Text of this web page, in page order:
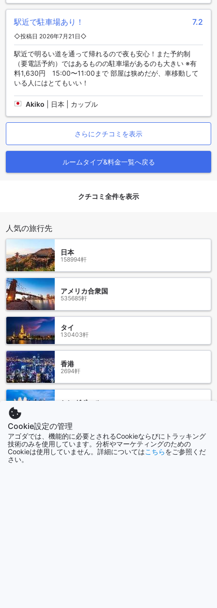
また、ホテルではルームサービスもご利用いただけます。疲
す。メニューには様々な料理があり、お好きなものを選ぶこ
とができます。
さらに、朝食ビュッフェもご用意しています。新鮮なパンや
フルーツ、ヨーグルトなど、バラエティ豊かなメニューが揃
っています。朝から元気に一日をスタートさせるためのお食
事をお楽しみください。ホテルマイステイズ亀戸では、お客
様の食事体験をより充実させるために、様々なダイニング施
ホテルマイステイズ亀戸の客室のご紹介
ホテルマイステイズ亀戸では、多彩な客室タイプをご用意し
ております。喫煙室と禁煙室を選べるスタンダードシングル
ルームや、スタンダードスモールダブルルームは、どちらも
快適なセミダブルベッドを備え、12平方メートルの広さで、
スツインルームもご用意しており、2つのシングルベッドが設
さらに、スタンダードダブルルームは、13平方メートルの広
さで、ゆったりとしたダブルベッドを完備しております。ス
ーペリアツインルームやデラックスタワービューのツインル
ームは、より広々とした空間を提供し、特別なひとときを演
出します。アゴダでこれらの客室を予約することで、最適な
料金でスムーズかつストレスのない宿泊体験をお楽しみいた
だけます。お得な料金で、理想の客室を見つけて、東京での
滞在を特別なものにしてください。
江東の魅力を満喫するホテルマイステイズ亀戸
ホテルマイステイズ亀戸は、東京の江東地区に位置し、魅力
的な観光スポットや便利な施設が数多くあります。周辺に
は、歴史的な名所や現代的なエンターテイメント施設が点在
しており、訪れる人々を魅了しています。
ホテルから数分の距離にある亀戸天神社は、江戸時代から続
く歴史ある神社で、美しい庭園や風情ある建物が特徴です。
また、東京ディズニーランドへのアクセスも良く、ホテルか
らわずか30分で到着することができます。
さらに、ホテルの周辺には多くのレストランやショッピング
モールがあり、地元の食文化や最新のファッショントレンド
を楽しむことができます。江東地区は、伝統と現代が融合し
た魅力的なエリアであり、ホテルマイステイズ亀戸はその中
心に位置しています。
駅近で駐車場あり！ 7.2
◇投稿日 2026年7月21日◇
駅近で明るい道を通って帰れるので夜も安心！また予約制
（要電話予約）ではあるものの駐車場があるのも大きい ※有
料1,630円 15:00〜11:00まで 部屋は狭めだが、車移動して
いる人にはとてもいい！
Akiko 日本 | カップル
さらにクチコミを表示
ルームタイプ&料金一覧へ戻る
クチコミ全件を表示
人気の旅行先
日本
158994軒
アメリカ合衆国
535685軒
タイ
130403軒
香港
2694軒
シンガポール
もっと見る
全て表示
Cookie設定の管理
アゴダでは、機能的に必要とされるCookieならびにトラッキング
技術のみを使用しています。分析やマーケティングのための
Cookieは使用していません。詳細についてはこちらをご参照くだ
さい。